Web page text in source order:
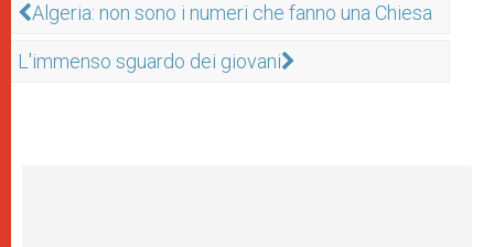
Algeria: non sono i numeri che fanno una Chiesa
L'immenso sguardo dei giovani